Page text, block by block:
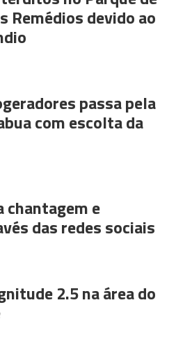
Remédios devido ao
passa pela
com escolta da
chantagem e
das redes sociais
2.5 na área do